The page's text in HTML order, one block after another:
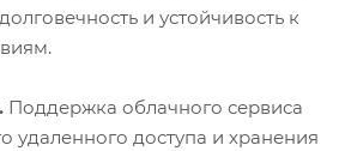
и устойчивость к
Поддержка облачного сервиса
удаленного доступа и хранения